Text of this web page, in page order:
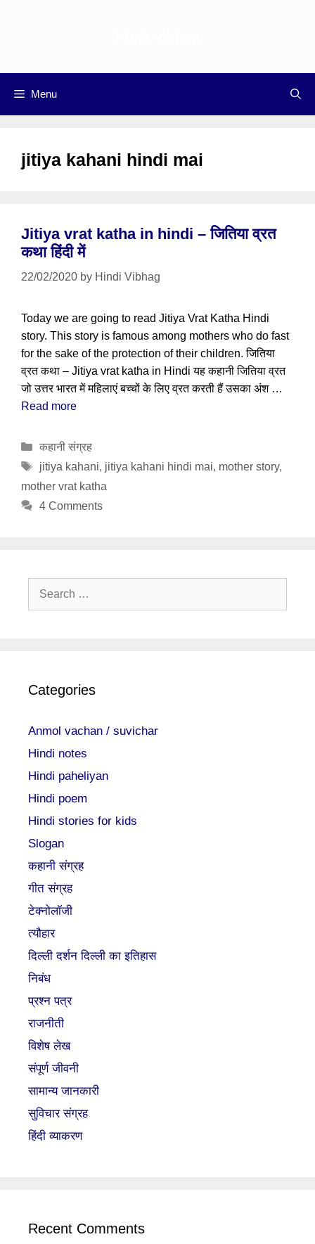
Menu
jitiya kahani hindi mai
Jitiya vrat katha in hindi – जितिया व्रत
कथा हिंदी में
22/02/2020 by Hindi Vibhag
Today we are going to read Jitiya Vrat Katha Hindi
story. This story is famous among mothers who do fast
for the sake of the protection of their children. जितिया
व्रत कथा – Jitiya vrat katha in Hindi यह कहानी जितिया व्रत
जो उत्तर भारत में महिलाएं बच्चों के लिए व्रत करती हैं उसका अंश …
Read more
Categories
कहानी संग्रह
Tags
jitiya kahani, jitiya kahani hindi mai, mother story,
mother vrat katha
4 Comments
Search
Categories
Anmol vachan / suvichar
Hindi notes
Hindi paheliyan
Hindi poem
Hindi stories for kids
Slogan
कहानी संग्रह
गीत संग्रह
टेक्नोलॉजी
त्यौहार
दिल्ली दर्शन दिल्ली का इतिहास
निबंध
प्रश्न पत्र
राजनीती
विशेष लेख
संपूर्ण जीवनी
सामान्य जानकारी
सुविचार संग्रह
हिंदी व्याकरण
Recent Comments